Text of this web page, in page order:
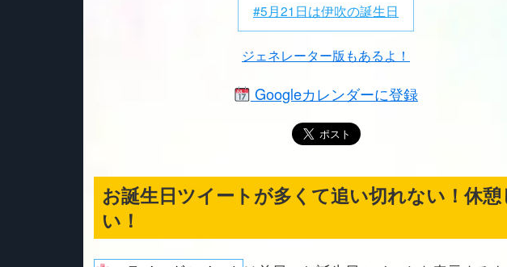
#5月21日は伊吹の誕生日
ジェネレーター版もあるよ！
Googleカレンダーに登録
お誕生日ツイートが多くて追い切れない！休
い！